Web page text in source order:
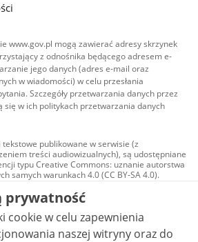
www.gov.pl mogą zawierać adresy skrzynek
z odnośnika będącego adresem e-
jego danych (adres e-mail oraz
w wiadomości) w celu przesłania
Szczegóły przetwarzania danych przez
się w ich politykach przetwarzania danych
tekstowe publikowane w serwisie (z
treści audiowizualnych), są udostępniane
typu Creative Commons: uznanie autorstwa
samych warunkach 4.0 (CC BY-SA 4.0).
audiowizualne, w tym zdjęcia, materiały
wideo, są udostępniane na licencji typu
Commons: uznanie autorstwa użycie
- bez utworów zależnych 4.0 (CC BY-
4.0), o ile nie jest to stwierdzone inaczej.
prywatność
cookie w celu zapewnienia
naszej witryny oraz do